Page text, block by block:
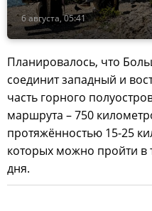
6 августа, 05:41
Планировалось, что
соединит западный и
часть горного
маршрута – 750
протяжённостью 15-25
которых можно пройти в
дня.